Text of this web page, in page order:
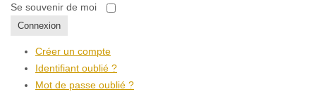
Se souvenir de moi
Connexion
Créer un compte
Identifiant oublié ?
Mot de passe oublié ?